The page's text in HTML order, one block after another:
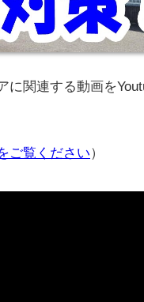
に関連する動画を
ご覧ください）